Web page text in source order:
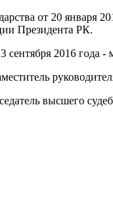
от 20 января
Президента РК.
сентября 2016 года
высшего